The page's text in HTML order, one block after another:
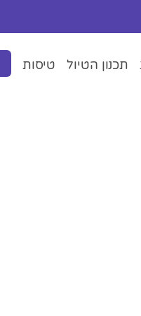
תכנון הטיול טיסות